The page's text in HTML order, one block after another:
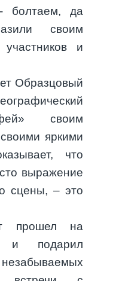
болтаем, да
своим
и
Образцовый
своим
яркими
что
выражение
сцены, – это
прошел на
и подарил